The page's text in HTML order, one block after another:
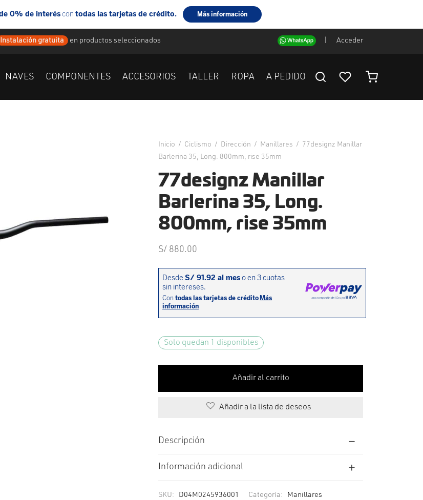
Instalación gratuita en productos seleccionados Acceder
NAVES COMPONENTES ACCESORIOS TALLER ROPA A PEDIDO
Inicio / Ciclismo / Dirección / Manillares / 77designz Manillar
Barlerina 35, Long. 800mm, rise 35mm
77designz Manillar
Barlerina 35, Long.
800mm, rise 35mm
S/ 880.00
Solo quedan 1 disponibles
Añadir al carrito
Añadir a la lista de deseos
Descripción
Información adicional
SKU: D04M0245936001 Categoría: Manillares